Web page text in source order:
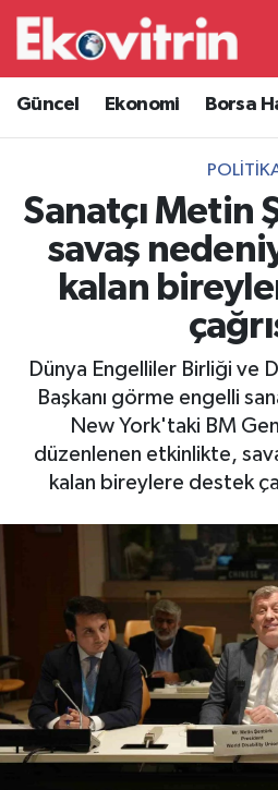
Güncel Ekonomi Borsa
Sanatçı Metin
savaş
kalan
Dünya Engelliler Birliği ve
Başkanı görme engelli
New York'taki BM
düzenlenen etkinlikte,
kalan bireylere destek
Güncel
Ekonomi
Borsa Haberleri
İş Dünyası
Lojistik
Otovitrin
Asayiş
Magazin
Gayrimenkul
Spor
Eğitim
Hava Durumu
Trafik Durumu
Süper Lig Puan Durumu
Tüm Manşetler
Son Dakika Haberleri
Haber Arşivi